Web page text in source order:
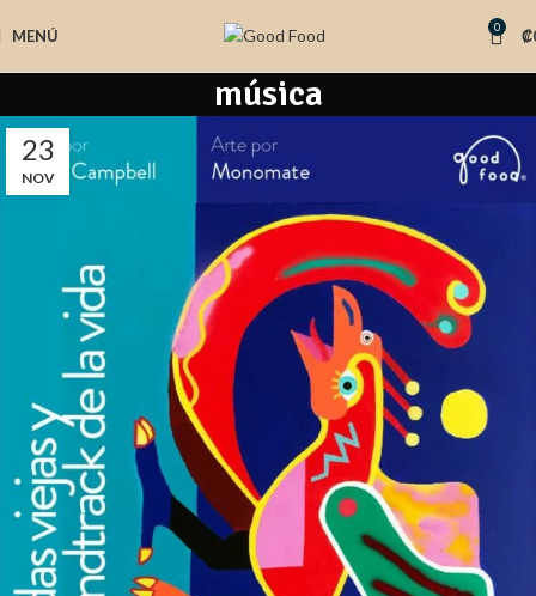
MENÚ 0 ₡
música
23
NOV